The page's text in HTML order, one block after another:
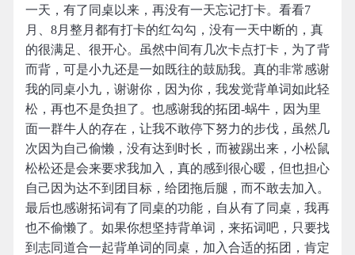
一天，有了同桌以来，再没有一天忘记打卡。看看7
月、8月整月都有打卡的红勾勾，没有一天中断的，真
的很满足、很开心。虽然中间有几次卡点打卡，为了背
而背，可是小九还是一如既往的鼓励我。真的非常感谢
我的同桌小九，谢谢你，因为你，我发觉背单词如此轻
松，再也不是负担了。也感谢我的拓团-蜗牛，因为里
面一群牛人的存在，让我不敢停下努力的步伐，虽然几
次因为自己偷懒，没有达到时长，而被踢出来，小松鼠
松松还是会来要求我加入，真的感到很心暖，但也担心
自己因为达不到团目标，给团拖后腿，而不敢去加入。
最后也感谢拓词有了同桌的功能，自从有了同桌，我再
也不偷懒了。如果你想坚持背单词，来拓词吧，只要找
到志同道合一起背单词的同桌，加入合适的拓团，肯定